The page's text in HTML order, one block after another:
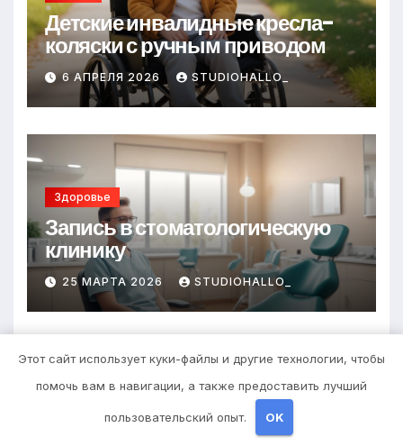
Детские инвалидные кресла-
коляски с ручным приводом
6 АПРЕЛЯ 2026 STUDIOHALLO_
Здоровье
Запись в стоматологическую
клинику
25 МАРТА 2026 STUDIOHALLO_
Выбор гонгов: ассортимент и
Этот сайт использует куки-файлы и другие технологии, чтобы
помочь вам в навигации, а также предоставить лучший
пользовательский опыт. OK